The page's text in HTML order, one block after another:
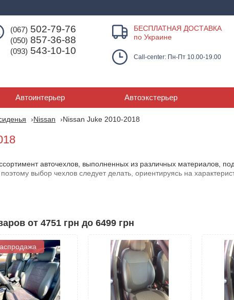
(067) 502-79-76
(050) 857-36-88
(093) 543-10-10
БЕСПЛАТНАЯ ДОСТАВКА
по Украине
Call-center: Пн-Пт 10.00-19.00
Автоинтерьер Автоэкстерьер
Nissan Nissan Juke 2010-2018
авточехлов, выполненных из различных материалов,
выбор чехлов следует делать, ориентируясь на
защищают от пыли, грязи, а в некоторых случаях - от пятен и
жаккарда и флоков, которые отличаются высокой стойкостью к
- универсальный материал для защиты сидений. Она не
долговечна, но стоит дороже.
от 4751 грн до 6499 грн